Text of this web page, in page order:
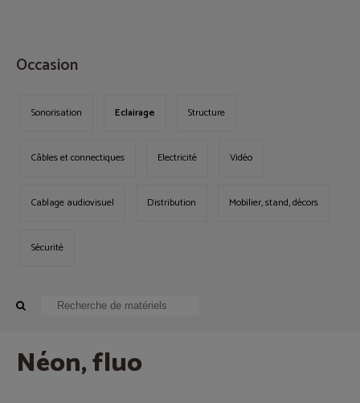
Occasion
Sonorisation Eclairage Structure
Câbles et connectiques Electricité Vidéo
Cablage audiovisuel Distribution Mobilier, stand, décors
Sécurité
Néon, fluo